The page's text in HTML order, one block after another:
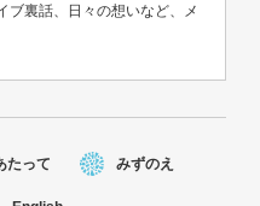
ブ裏話、日々の想いなど、メ
たって みずのえ